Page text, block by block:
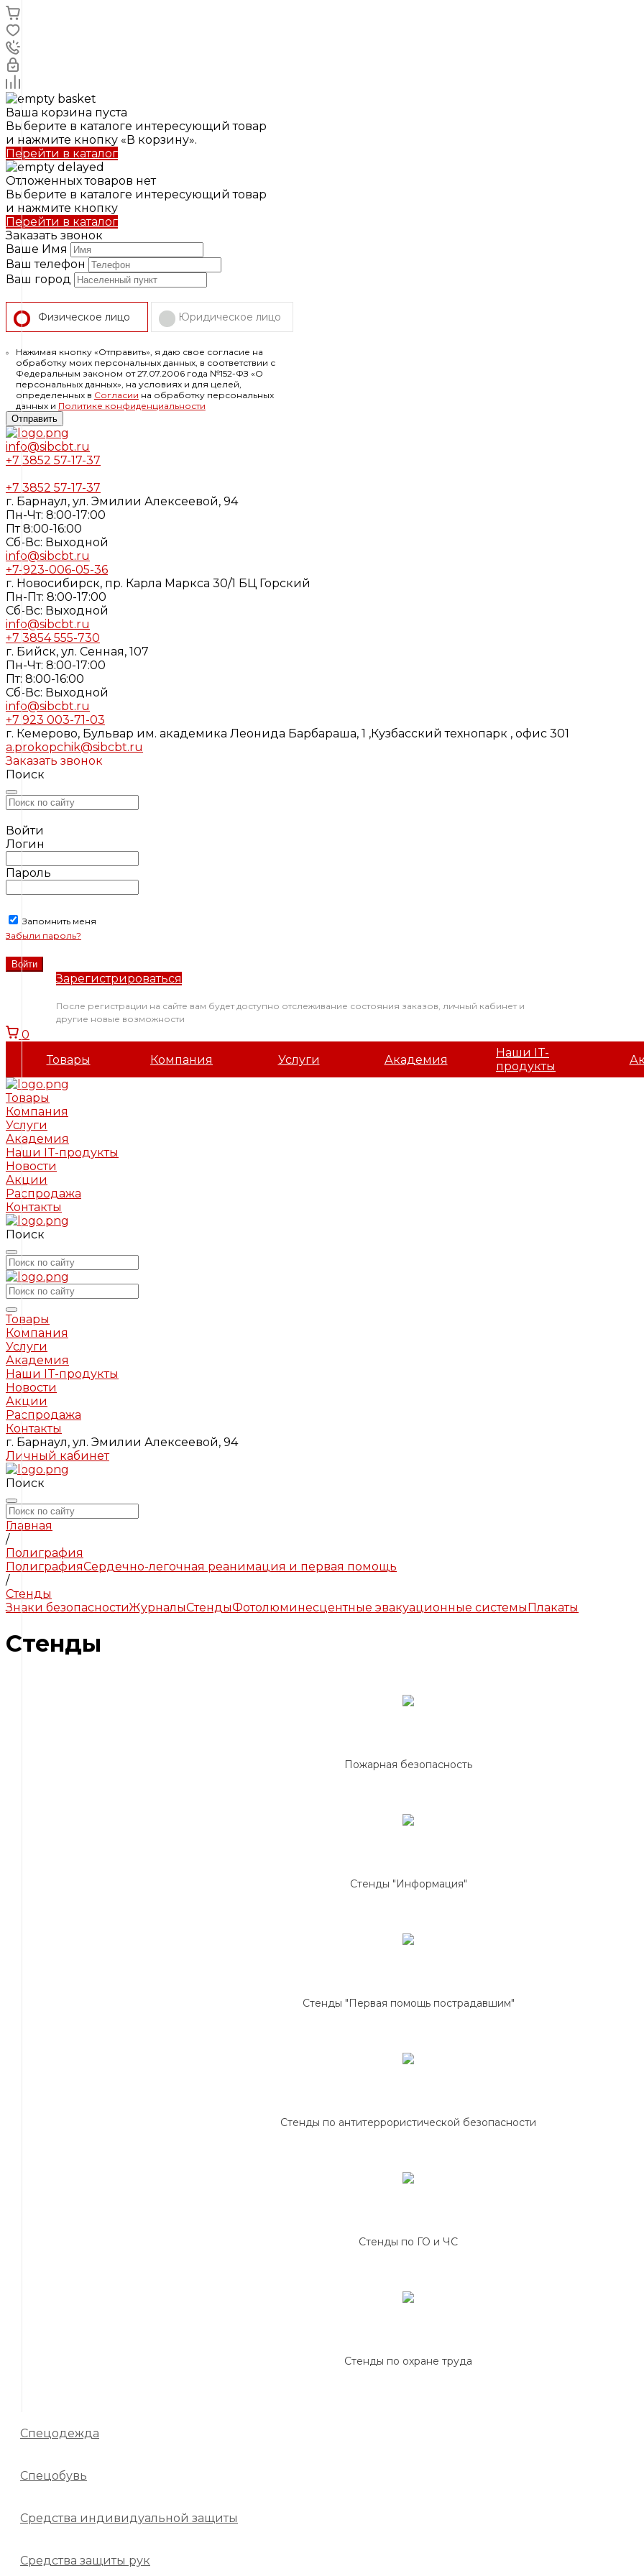
Ваша корзина пуста
Выберите в каталоге интересующий товар
и нажмите кнопку «В корзину».
Перейти в каталог
Отложенных товаров нет
Выберите в каталоге интересующий товар
и нажмите кнопку
Перейти в каталог
Заказать звонок
Ваше Имя
Ваш телефон
Ваш город
Физическое лицо Юридическое лицо
Нажимая кнопку «Отправить», я даю свое согласие на
обработку моих персональных данных, в соответствии с
Федеральным законом от 27.07.2006 года №152-ФЗ «О
персональных данных», на условиях и для целей,
определенных в Согласии на обработку персональных
данных и Политике конфиденциальности
Отправить
info@sibcbt.ru
+7 3852 57-17-37
+7 3852 57-17-37
г. Барнаул, ул. Эмилии Алексеевой, 94
Пн-Чт: 8:00-17:00
Пт 8:00-16:00
Cб-Вс: Выходной
info@sibcbt.ru
+7-923-006-05-36
г. Новосибирск, пр. Карла Маркса 30/1 БЦ Горский
Пн-Пт: 8:00-17:00
Cб-Вс: Выходной
info@sibcbt.ru
+7 3854 555-730
г. Бийск, ул. Сенная, 107
Пн-Чт: 8:00-17:00
Пт: 8:00-16:00
Cб-Вс: Выходной
info@sibcbt.ru
+7 923 003-71-03
г. Кемерово, Бульвар им. академика Леонида Барбараша, 1 ,Кузбасский технопарк , офис 301
a.prokopchik@sibcbt.ru
Заказать звонок
Поиск
Войти
Логин
Пароль
Запомнить меня
Забыли пароль?
Зарегистрироваться
После регистрации на сайте вам будет доступно отслеживание состояния заказов, личный кабинет и
другие новые возможности
0
Товары
Компания Услуги Академия
Наши IT-
продукты
Товары
Компания
Услуги
Академия
Наши IT-продукты
Новости
Акции
Распродажа
Контакты
Поиск
Товары
Компания
Услуги
Академия
Наши IT-продукты
Новости
Акции
Распродажа
Контакты
г. Барнаул, ул. Эмилии Алексеевой, 94
Личный кабинет
Поиск
Главная
/
Полиграфия
ПолиграфияСердечно-легочная реанимация и первая помощь
/
Стенды
Знаки безопасностиЖурналыСтендыФотолюминесцентные эвакуационные системыПлакаты
Стенды
Пожарная безопасность
Стенды "Информация"
Стенды "Первая помощь пострадавшим"
Стенды по антитеррористической безопасности
Стенды по ГО и ЧС
Стенды по охране труда
Спецодежда
Спецобувь
Средства индивидуальной защиты
Средства защиты рук